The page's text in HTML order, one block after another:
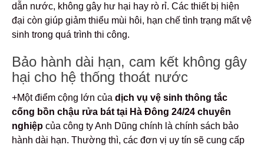
dẫn nước, không gây hư hại hay rò rỉ. Các thiết bị hiện
đại còn giúp giảm thiểu mùi hôi, hạn chế tình trạng mất vệ
sinh trong quá trình thi công.
Bảo hành dài hạn, cam kết không gây
hại cho hệ thống thoát nước
+Một điểm cộng lớn của dịch vụ vệ sinh thông tắc
cống bồn chậu rửa bát tại Hà Đông 24/24 chuyên
nghiệp của công ty Anh Dũng chính là chính sách bảo
hành dài hạn. Thường thì, các đơn vị uy tín sẽ cung cấp